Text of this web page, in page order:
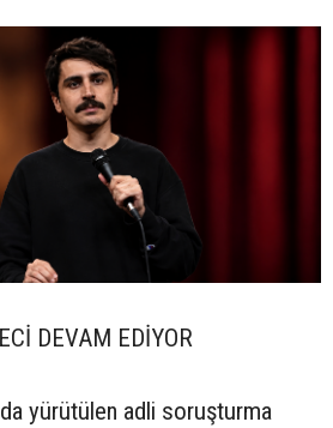
DEVAM EDİYOR
yürütülen adli soruşturma